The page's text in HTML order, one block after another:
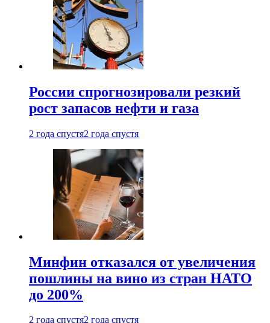
России спрогнозировали резкий
рост запасов нефти и газа
2 года спустя2 года спустя
Минфин отказался от увеличения
пошлины на вино из стран НАТО
до 200%
2 года спустя2 года спустя